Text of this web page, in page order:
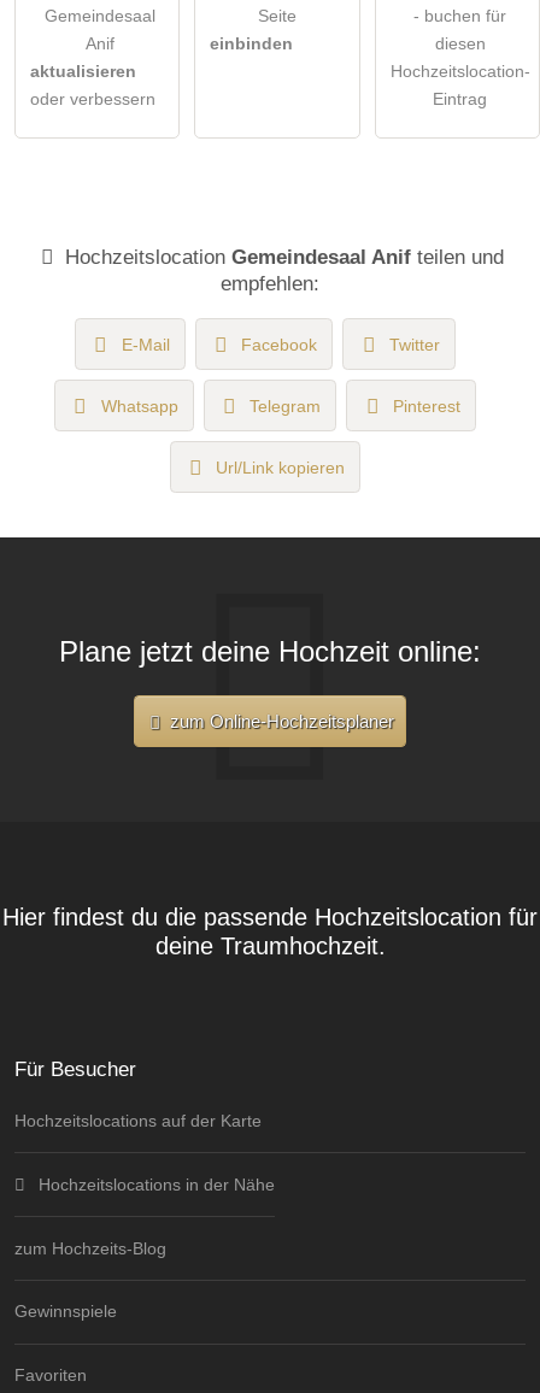
Gemeindesaal
Anif
aktualisieren
oder verbessern
Seite
einbinden
- buchen für
diesen
Hochzeitslocation-
Eintrag
Hochzeitslocation Gemeindesaal Anifteilen und
empfehlen:
E-Mail Facebook Twitter
Whatsapp Telegram Pinterest
Url/Link kopieren
Plane jetzt deine Hochzeit online:
zum Online-Hochzeitsplaner
Hier findest du die passende Hochzeitslocation für
deine Traumhochzeit.
Für Besucher
Hochzeitslocations auf der Karte
Hochzeitslocations in der Nähe
zum Hochzeits-Blog
Gewinnspiele
Favoriten